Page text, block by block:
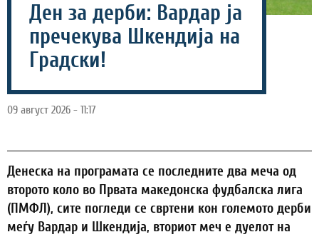
Ден за дерби: Вардар ја
пречекува Шкендија на
Градски!
09 август 2026 - 11:17
Денеска на програмата се последните два меча од
второто коло во Првата македонска фудбалска лига
(ПМФЛ), сите погледи се свртени кон големото дерби
меѓу Вардар и Шкендија, вториот меч е дуелот на